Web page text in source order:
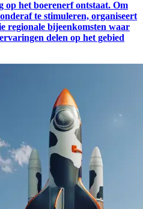
op het boerenerf ontstaat. Om
te stimuleren, organiseert
regionale bijeenkomsten waar
delen op het gebied